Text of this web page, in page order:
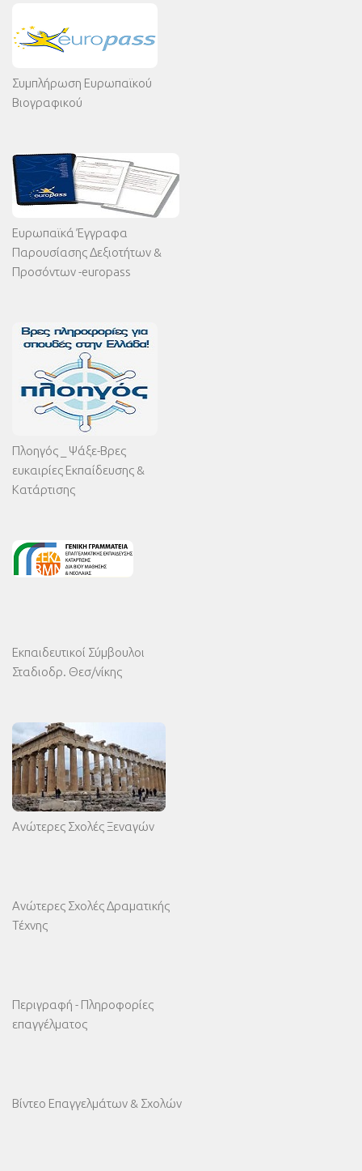
Συμπλήρωση Ευρωπαϊκού
Βιογραφικού
Ευρωπαϊκά Έγγραφα
Παρουσίασης Δεξιοτήτων &
Προσόντων -europass
Πλοηγός _ Ψάξε-Βρες
ευκαιρίες Εκπαίδευσης &
Κατάρτισης
Εκπαιδευτικοί Σύμβουλοι
Σταδιοδρ. Θεσ/νίκης
Ανώτερες Σχολές Ξεναγών
Ανώτερες Σχολές Δραματικής
Τέχνης
Περιγραφή - Πληροφορίες
επαγγέλματος
Βίντεο Επαγγελμάτων & Σχολών